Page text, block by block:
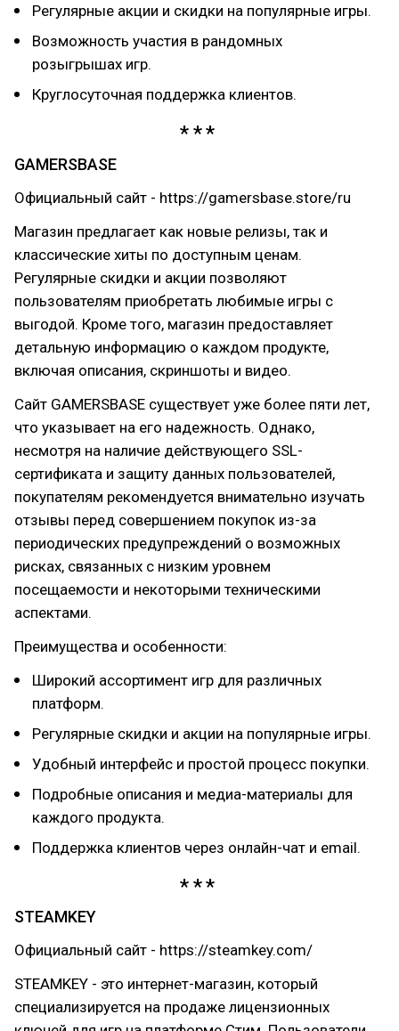
Регулярные акции и скидки на популярные игры.
Возможность участия в рандомных
розыгрышах игр.
Круглосуточная поддержка клиентов.
GAMERSBASE
Официальный сайт - https://gamersbase.store/ru
Магазин предлагает как новые релизы, так и
классические хиты по доступным ценам.
Регулярные скидки и акции позволяют
пользователям приобретать любимые игры с
выгодой. Кроме того, магазин предоставляет
детальную информацию о каждом продукте,
включая описания, скриншоты и видео.
Сайт GAMERSBASE существует уже более пяти лет,
что указывает на его надежность. Однако,
несмотря на наличие действующего SSL-
сертификата и защиту данных пользователей,
покупателям рекомендуется внимательно изучать
отзывы перед совершением покупок из-за
периодических предупреждений о возможных
рисках, связанных с низким уровнем
посещаемости и некоторыми техническими
аспектами.
Преимущества и особенности:
Широкий ассортимент игр для различных
платформ.
Регулярные скидки и акции на популярные игры.
Удобный интерфейс и простой процесс покупки.
Подробные описания и медиа-материалы для
каждого продукта.
Поддержка клиентов через онлайн-чат и email.
STEAMKEY
Официальный сайт - https://steamkey.com/
STEAMKEY - это интернет-магазин, который
специализируется на продаже лицензионных